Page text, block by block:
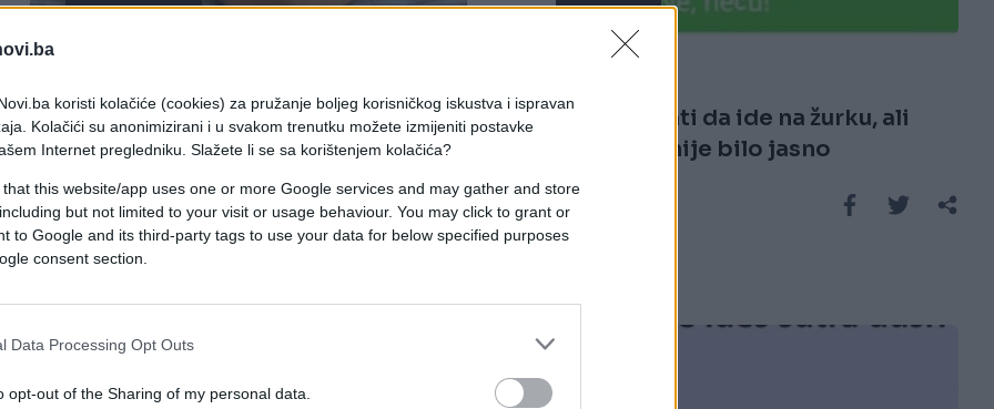
koristi kolačiće (cookies) za pružanje boljeg korisničkog iskustva i ispravan
Kolačići su anonimizirani i u svakom trenutku možete izmijeniti postavke
Internet pregledniku. Slažete li se sa korištenjem kolačića?
that this website/app uses one or more Google services and may gather and store
but not limited to your visit or usage behaviour. You may click to grant or
to Google and its third-party tags to use your data for below specified purposes
consent section.
Data Processing Opt Outs
opt-out of the Sharing of my personal data.
ISPOVIJESTI
'Ustajem iz kreveta i skontam da se
nalazim u potpuno nepoznatoj kući'
Saznaj više
E BURAZ
Pohvalio se tati da ide na žurku, ali
ovome ništa nije bilo jasno
Saznaj više